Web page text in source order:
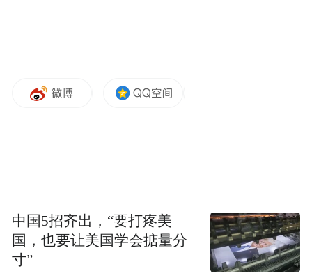
中国5招齐出，“要打疼美
国，也要让美国学会掂量分
寸”